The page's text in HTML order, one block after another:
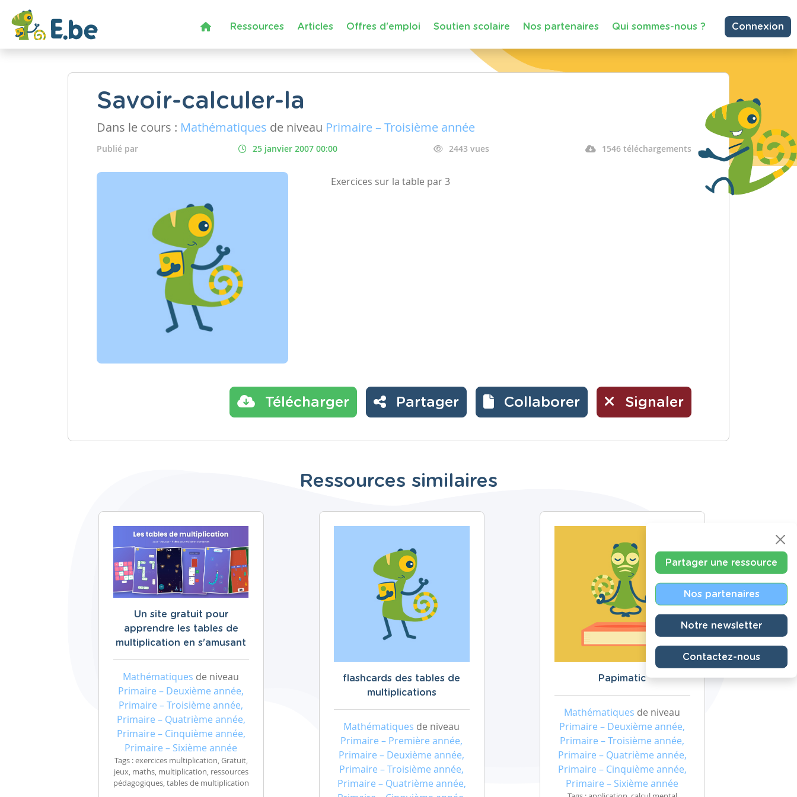
Ressources Articles Offres d'emploi Soutien scolaire Nos partenaires Qui sommes-nous ? Connexion
Savoir-calculer-la
Dans le cours : Mathématiques de niveau Primaire – Troisième année
Publié par 25 janvier 2007 00:00 2443 vues 1546 téléchargements
Exercices sur la table par 3
Télécharger Partager Collaborer Signaler
Ressources similaires
Un site gratuit pour
apprendre les tables de
multiplication en s'amusant
Mathématiques de niveau
Primaire – Deuxième année,
Primaire – Troisième année,
Primaire – Quatrième année,
Primaire – Cinquième année,
Primaire – Sixième année
Tags : exercices multiplication, Gratuit,
jeux, maths, multiplication, ressources
pédagogiques, tables de multiplication
flashcards des tables de
multiplications
Mathématiques de niveau
Primaire – Première année,
Primaire – Deuxième année,
Primaire – Troisième année,
Primaire – Quatrième année,
Papimatic
Mathématiques de niveau
Primaire – Deuxième année,
Primaire – Troisième année,
Primaire – Quatrième année,
Primaire – Cinquième année,
Primaire – Sixième année
Partager une ressource
Nos partenaires
Notre newsletter
Contactez-nous